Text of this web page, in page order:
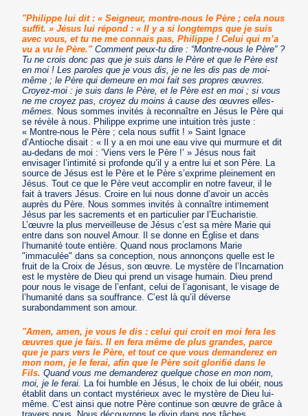
"Philippe lui dit : « Seigneur, montre-nous le Père ; cela nous
suffit. » Jésus lui répond : « Il y a si longtemps que je suis
avec vous, et tu ne me connais pas, Philippe ! Celui qui m’a
vu a vu le Père." Comment peux-tu dire : “Montre-nous le Père” ?
Tu ne crois donc pas que je suis dans le Père et que le Père est
en moi ! Les paroles que je vous dis, je ne les dis pas de moi-
même ; le Père qui demeure en moi fait ses propres œuvres.
Croyez-moi : je suis dans le Père, et le Père est en moi ; si vous
ne me croyez pas, croyez du moins à cause des œuvres elles-
mêmes.
Nous sommes invités à reconnaître en Jésus le Père qui
se révèle à nous. Philippe exprime une intuition très juste :
« Montre-nous le Père ; cela nous suffit ! » Saint Ignace
d’Antioche disait : « Il y a en moi une eau vive qui murmure et dit
au-dedans de moi : ’Viens vers le Père !’ » Jésus nous fait
envisager l’intimité si profonde qu’il y a entre lui et son Père. La
source de Jésus est le Père et le Père s’exprime pleinement en
Jésus. Tout ce que le Père veut accomplir en notre faveur, il le
fait à travers Jésus. Croire en lui nous donne d’avoir un accès
auprès du Père. Nous sommes invités à connaître intimement
Jésus par les sacrements et en particulier par l’Eucharistie.
L’œuvre la plus merveilleuse de Jésus c’est sa mère Marie qui
entre dans son nouvel Amour. Il se donne en Église et dans
l’humanité toute entière. Quand nous proclamons Marie
"immaculée" dans sa conception, nous annonçons quelle est le
fruit de la Croix de Jésus, son œuvre. Le mystère de l’Incarnation
est le mystère de Dieu qui prend un visage humain. Dieu prend
pour nous le visage de l’enfant, celui de l’agonisant, le visage de
l’humanité dans sa souffrance. C’est là qu’il déverse
surabondamment son amour.
"Amen, amen, je vous le dis : celui qui croit en moi fera les
œuvres que je fais. Il en fera même de plus grandes, parce
que je pars vers le Père, et tout ce que vous demanderez en
mon nom, je le ferai, afin que le Père soit glorifié dans le
Fils. Quand vous me demanderez quelque chose en mon nom,
moi, je le ferai. La foi humble en Jésus, le choix de lui obéir, nous
établit dans un contact mystérieux avec le mystère de Dieu lui-
même. C’est ainsi que notre Père continue son œuvre de grâce à